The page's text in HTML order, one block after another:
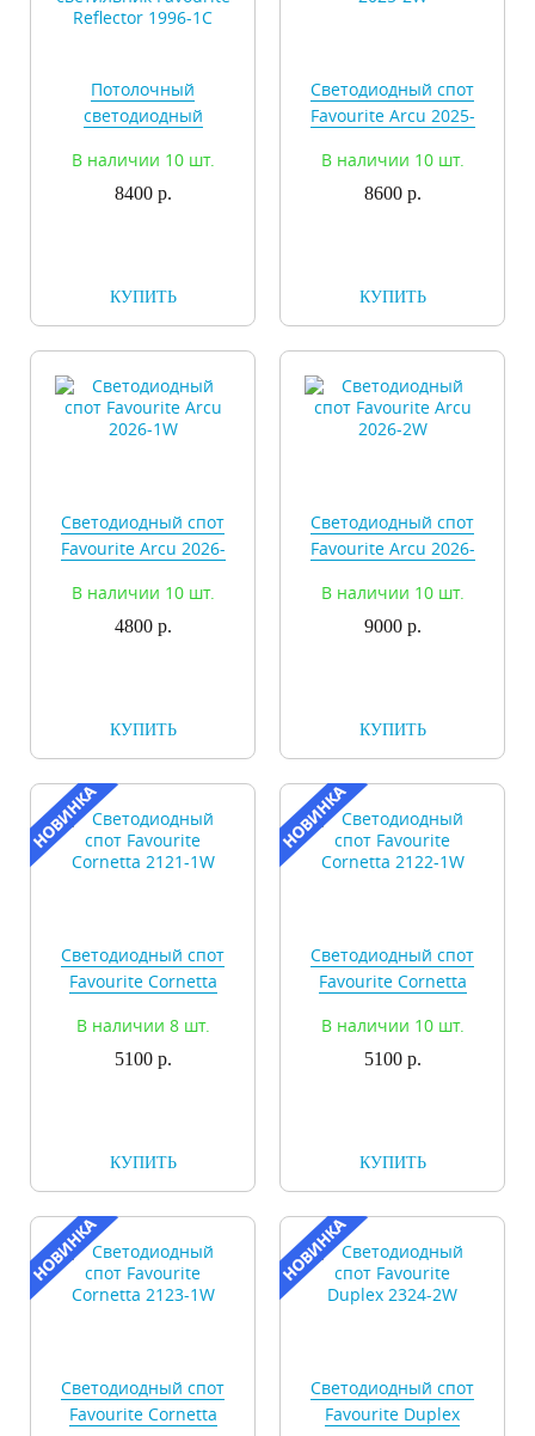
Потолочный
светодиодный
Reflector 1996-1C
В наличии 10 шт.
8400 р.
КУПИТЬ
Светодиодный спот
Favourite Arcu 2025-
В наличии 10 шт.
8600 р.
КУПИТЬ
Светодиодный спот
Favourite Arcu 2026-
В наличии 10 шт.
4800 р.
КУПИТЬ
Светодиодный спот
Favourite Arcu 2026-
В наличии 10 шт.
9000 р.
КУПИТЬ
Светодиодный спот
Favourite Cornetta
В наличии 8 шт.
5100 р.
КУПИТЬ
Светодиодный спот
Favourite Cornetta
В наличии 10 шт.
5100 р.
КУПИТЬ
Светодиодный спот
Favourite Cornetta
Светодиодный спот
Favourite Duplex